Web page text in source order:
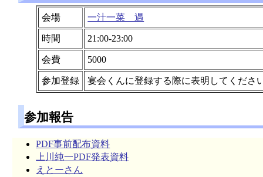
会場 一汁一菜 遇
時間 21:00-23:00
会費 5000
参加登録 宴会くんに登録する際に表明してくださ
参加報告
PDF事前配布資料
上川純一PDF発表資料
えとーさん